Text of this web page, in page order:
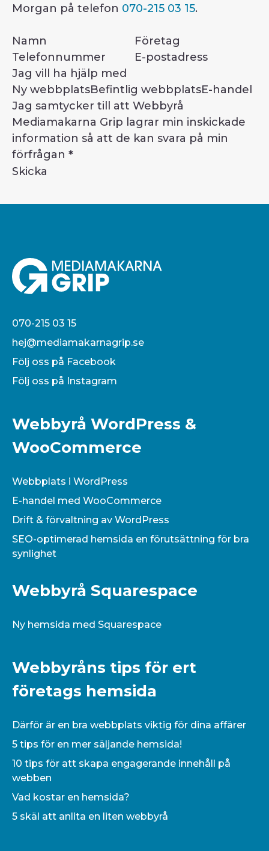
Morgan på telefon 070-215 03 15.
Section
Jag vill ha hjälp med
Ny webbplatsBefintlig webbplatsE-handel
Jag samtycker till att Webbyrå
Mediamakarna Grip lagrar min inskickade
information så att de kan svara på min
förfrågan *
Skicka
070-215 03 15
hej@mediamakarnagrip.se
Följ oss på Facebook
Följ oss på Instagram
Webbyrå WordPress &
WooCommerce
Webbplats i WordPress
E-handel med WooCommerce
Drift & förvaltning av WordPress
SEO-optimerad hemsida en förutsättning för bra
synlighet
Webbyrå Squarespace
Ny hemsida med Squarespace
Webbyråns tips för ert
företags hemsida
Därför är en bra webbplats viktig för dina affärer
5 tips för en mer säljande hemsida!
10 tips för att skapa engagerande innehåll på
webben
Vad kostar en hemsida?
5 skäl att anlita en liten webbyrå